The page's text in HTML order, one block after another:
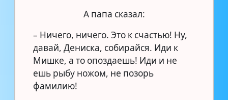
А папа сказал:
– Ничего, ничего. Это к счастью! Ну,
давай, Дениска, собирайся. Иди к
Мишке, а то опоздаешь! Иди и не
ешь рыбу ножом, не позорь
фамилию!